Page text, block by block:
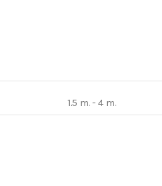
1.5 m. - 4 m.